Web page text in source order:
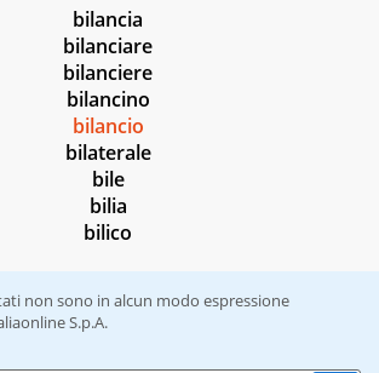
bilancia
bilanciare
bilanciere
bilancino
bilancio
bilaterale
bile
bilia
bilico
non sono in alcun modo espressione
S.p.A.